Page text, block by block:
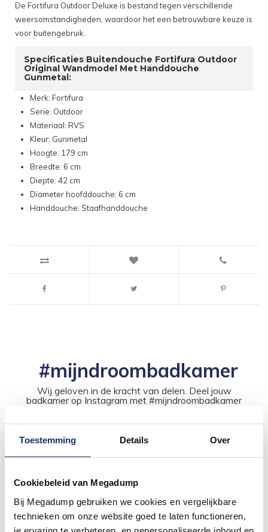
Toestemming Details Over
Cookiebeleid van Megadump
Bij Megadump gebruiken we cookies en vergelijkbare
technieken om onze website goed te laten functioneren,
De Fortifura Outdoor Deluxe is bestand tegen verschillende
weersomstandigheden, waardoor het een betrouwbare keuze is
voor buitengebruik.
Specificaties Buitendouche Fortifura Outdoor
Original Wandmodel Met Handdouche
Gunmetal:
Merk: Fortifura
Serie: Outdoor
Materiaal: RVS
Kleur: Gunmetal
Hoogte: 179 cm
Breedte: 6 cm
Diepte: 42 cm
Diameter hoofddouche: 6 cm
Handdouche: Staafhanddouche
#mijndroombadkamer
Wij geloven in de kracht van delen. Deel jouw
badkamer op Instagram met #mijndroombadkamer